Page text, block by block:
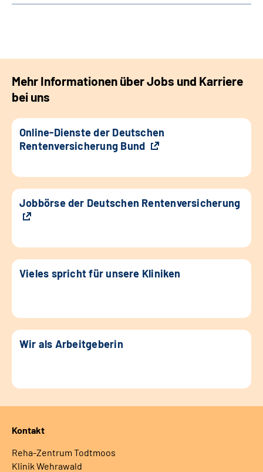
Mehr Informationen über Jobs und Karriere
bei uns
Online-Dienste der Deutschen
Rentenversicherung Bund
Jobbörse der Deutschen Rentenversicherung
Vieles spricht für unsere Kliniken
Wir als Arbeitgeberin
Kontakt
Reha-Zentrum Todtmoos
Klinik Wehrawald